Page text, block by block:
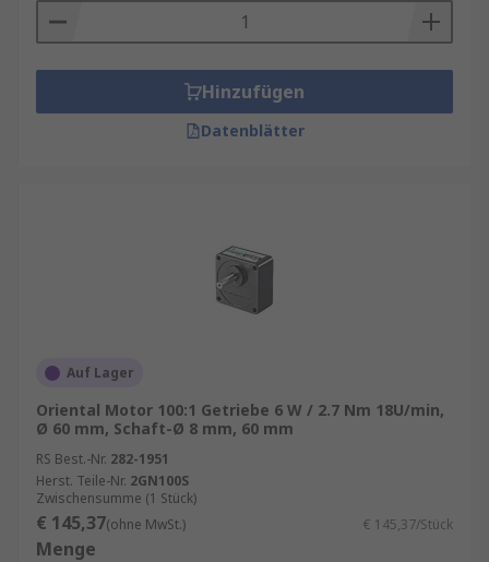
Hinzufügen
Datenblätter
Auf Lager
Oriental Motor 100:1 Getriebe 6 W / 2.7 Nm 18U/min,
Ø 60 mm, Schaft-Ø 8 mm, 60 mm
RS Best.-Nr. 282-1951
Herst. Teile-Nr. 2GN100S
Zwischensumme (1 Stück)
€ 145,37(ohne MwSt.) € 145,37/Stück
Menge